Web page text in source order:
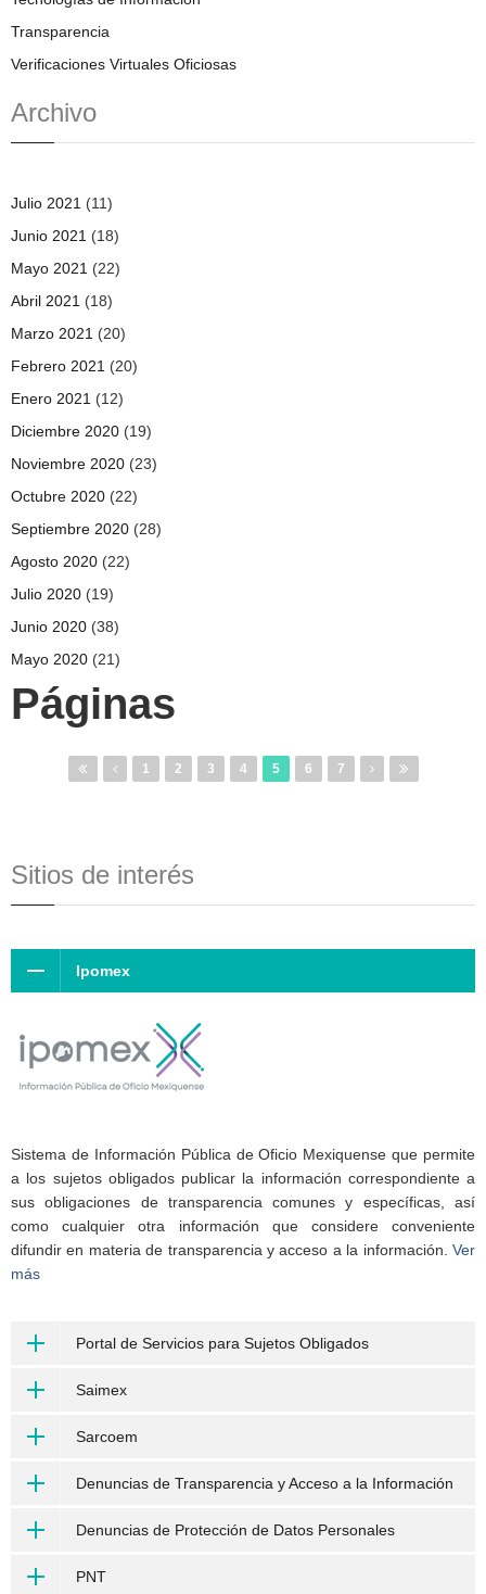
Transparencia
Verificaciones Virtuales Oficiosas
Archivo
Julio 2021 (11)
Junio 2021 (18)
Mayo 2021 (22)
Abril 2021 (18)
Marzo 2021 (20)
Febrero 2021 (20)
Enero 2021 (12)
Diciembre 2020 (19)
Noviembre 2020 (23)
Octubre 2020 (22)
Septiembre 2020 (28)
Agosto 2020 (22)
Julio 2020 (19)
Junio 2020 (38)
Mayo 2020 (21)
Páginas
1 2 3 4 5 6 7
Sitios de interés
Ipomex
Sistema de Información Pública de Oficio Mexiquense que permite
a los sujetos obligados publicar la información correspondiente a
sus obligaciones de transparencia comunes y específicas, así
como cualquier otra información que considere conveniente
difundir en materia de transparencia y acceso a la información. Ver
más
Portal de Servicios para Sujetos Obligados
Saimex
Sarcoem
Denuncias de Transparencia y Acceso a la Información
Denuncias de Protección de Datos Personales
PNT